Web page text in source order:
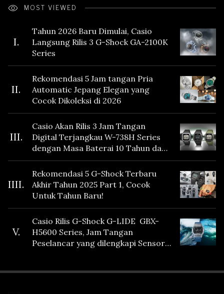
MOST VIEWED
I.
Tahun 2026 Baru Dimulai, Casio
Langsung Rilis 3 G-Shock GA-2100K
Series
II.
Rekomendasi 5 Jam tangan Pria
Automatic Jepang Elegan yang
Cocok Dikoleksi di 2026
III.
Casio Akan Rilis 3 Jam Tangan
Digital Terjangkau W-738H Series
dengan Masa Baterai 10 Tahun dan
Fitur Vibration
IIII.
Rekomendasi 5 G-Shock Terbaru
Akhir Tahun 2025 Part 1, Cocok
Untuk Tahun Baru!
V.
Casio Rilis G-Shock G-LIDE GBX-
H5600 Series, Jam Tangan
Peselancar yang dilengkapi Sensor